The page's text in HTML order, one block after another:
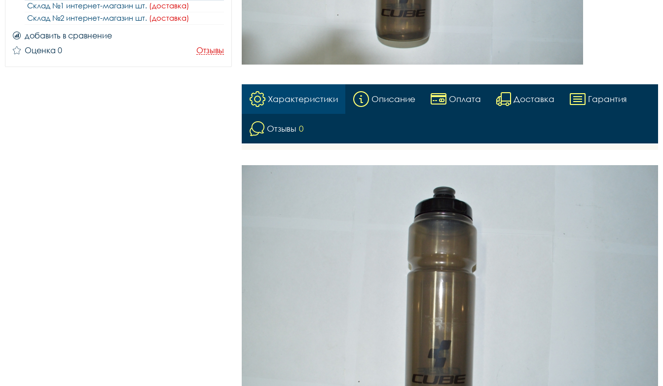
Склад №1 интернет-магазин шт. (доставка)
Склад №2 интернет-магазин шт. (доставка)
добавить в сравнение
Оценка 0
Отзывы
Характеристики Описание Оплата Доставка Гарантия
Отзывы 0